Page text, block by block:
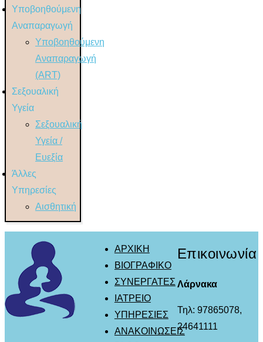
Υποβοηθούμενη
Αναπαραγωγή
Υποβοηθούμενη
Αναπαραγωγή
(ART)
Σεξουαλική
Υγεία
Σεξουαλική
Υγεία /
Ευεξία
Άλλες
Υπηρεσίες
Αισθητική
ΑΡΧΙΚΗ
ΒΙΟΓΡΑΦΙΚΟ
ΣΥΝΕΡΓΑΤΕΣ
ΙΑΤΡΕΙΟ
ΥΠΗΡΕΣΙΕΣ
ΑΝΑΚΟΙΝΩΣΕΙΣ
Επικοινωνία
Λάρνακα
Τηλ: 97865078,
24641111